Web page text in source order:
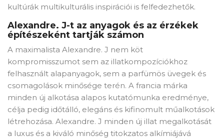
kultúrák multikulturális inspirációi is felfedezhetők.
Alexandre. J-t az anyagok és az érzékek
építészeként tartják számon
A maximalista Alexandre. J nem köt
kompromisszumot sem az illatkompozíciókhoz
felhasznált alapanyagok, sem a parfümös üvegek és
csomagolások minősége terén. A francia márka
minden új alkotása alapos kutatómunka eredménye,
célja pedig időtálló, elegáns és kifinomult műalkotások
létrehozása. Alexandre. J minden új illat megalkotását
a luxus és a kiváló minőség titokzatos alkímiájává